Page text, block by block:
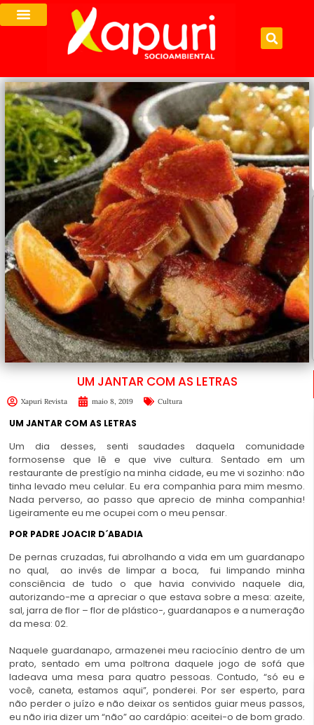
UM JANTAR COM AS LETRAS
Xapuri Revista maio 8, 2019 Cultura
UM JANTAR COM AS LETRAS
Um dia desses, senti saudades daquela comunidade
formosense que lê e que vive cultura. Sentado em um
restaurante de prestígio na minha cidade, eu me vi sozinho: não
tinha levado meu celular. Eu era companhia para mim mesmo.
Nada perverso, ao passo que aprecio de minha companhia!
Ligeiramente eu me ocupei com o meu pensar.
POR PADRE JOACIR D´ABADIA
De pernas cruzadas, fui abrolhando a vida em um guardanapo
no qual, ao invés de limpar a boca, fui limpando minha
consciência de tudo o que havia convivido naquele dia,
autorizando-me a apreciar o que estava sobre a mesa: azeite,
sal, jarra de flor – flor de plástico-, guardanapos e a numeração
da mesa: 02.
Naquele guardanapo, armazenei meu raciocínio dentro de um
prato, sentado em uma poltrona daquele jogo de sofá que
ladeava uma mesa para quatro pessoas. Contudo, “só eu e
você, caneta, estamos aqui”, ponderei. Por ser esperto, para
não perder o juízo e não deixar os sentidos guiar meus passos,
eu não iria dizer um “não” ao cardápio: aceitei-o de bom grado.